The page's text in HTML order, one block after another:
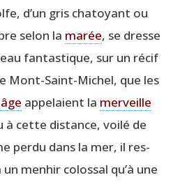
d’un gris cha­toyant ou
selon la marée, se dresse
fan­tas­tique, sur un récif
Mont-Saint-Michel, que les
appe­laient la mer­veille
à cette dis­tance, voi­lé de
per­du dans la mer, il res­
men­hir colos­sal qu’à une